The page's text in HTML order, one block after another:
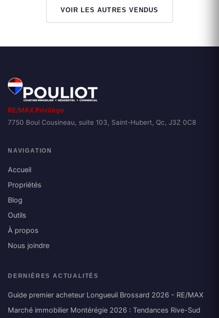
VOIR LES AUTRES VENDUS
RE/MAX Privilège
7750 Boul Cousineau, suite 103, Saint-Hubert, Qc, J3Z 0C8
NAVIGATION
Accueil
Propriétés
Blog
Outils
À propos
Nous joindre
DERNIÈRES ACTUALITÉS
Guide premier acheteur Longueuil Brossard 2026 - RE/MAX
Marché immobilier Montérégie 2026 : Tendances Rive-Sud